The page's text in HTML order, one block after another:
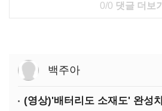
0/0 댓글 더보기
백주아